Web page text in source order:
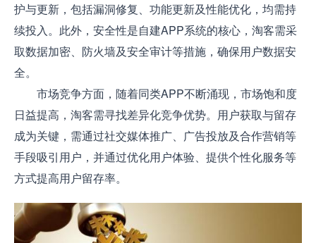
护与更新，包括漏洞修复、功能更新及性能优化，均需持
续投入。此外，安全性是自建APP系统的核心，淘客需采
取数据加密、防火墙及安全审计等措施，确保用户数据安
全。
市场竞争方面，随着同类APP不断涌现，市场饱和度
日益提高，淘客需寻找差异化竞争优势。用户获取与留存
成为关键，需通过社交媒体推广、广告投放及合作营销等
手段吸引用户，并通过优化用户体验、提供个性化服务等
方式提高用户留存率。